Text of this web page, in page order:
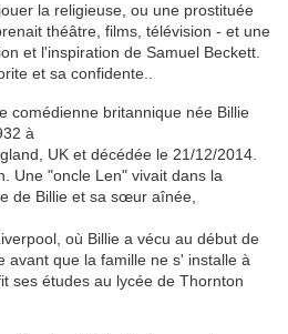
la religieuse, ou une prostituée
théâtre, films, télévision - et une
et l'inspiration de Samuel Beckett.
et sa confidente..
comédienne britannique née Billie
à
UK et décédée le 21/12/2014.
Une "oncle Len" vivait dans la
de Billie et sa sœur aînée,
où Billie a vécu au début de
avant que la famille ne s' installe à
ses études au lycée de Thornton